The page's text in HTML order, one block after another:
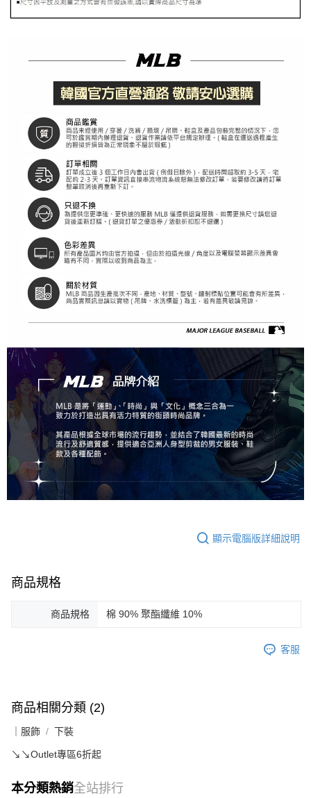
顯示電腦版詳細說明
商品規格
商品規格 棉 90% 聚酯纖維 10%
客服
商品相關分類 (2)
｜服飾 下裝
↘️↘️Outlet專區6折起
本分類熱銷全站排行